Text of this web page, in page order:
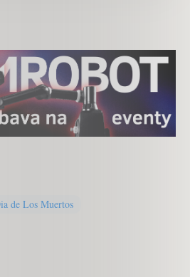
de Los Muertos